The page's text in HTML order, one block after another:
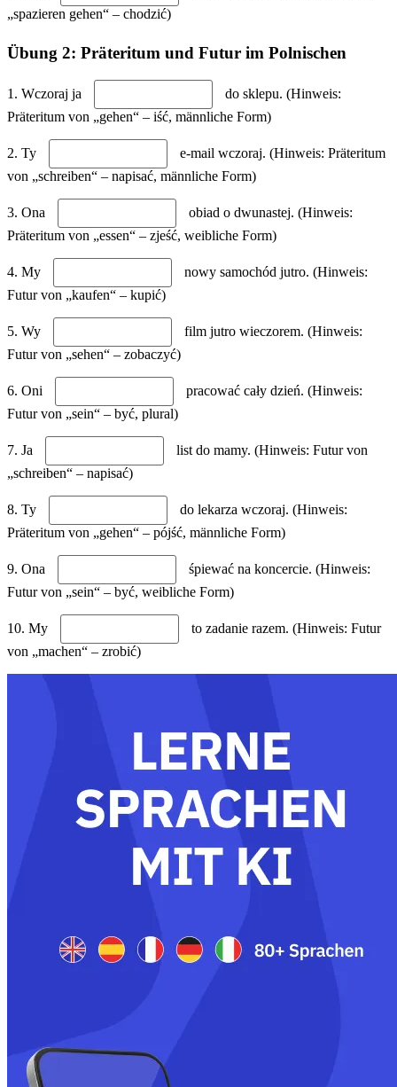
„spazieren gehen“ – chodzić)
Übung 2: Präteritum und Futur im Polnischen
1. Wczoraj ja
do sklepu. (Hinweis:
Präteritum von „gehen“ – iść, männliche Form)
2. Ty
e-mail wczoraj. (Hinweis: Präteritum
von „schreiben“ – napisać, männliche Form)
3. Ona
obiad o dwunastej. (Hinweis:
Präteritum von „essen“ – zjeść, weibliche Form)
4. My
nowy samochód jutro. (Hinweis:
Futur von „kaufen“ – kupić)
5. Wy
film jutro wieczorem. (Hinweis:
Futur von „sehen“ – zobaczyć)
6. Oni
pracować cały dzień. (Hinweis:
Futur von „sein“ – być, plural)
7. Ja
list do mamy. (Hinweis: Futur von
„schreiben“ – napisać)
8. Ty
do lekarza wczoraj. (Hinweis:
Präteritum von „gehen“ – pójść, männliche Form)
9. Ona
śpiewać na koncercie. (Hinweis:
Futur von „sein“ – być, weibliche Form)
10. My
to zadanie razem. (Hinweis: Futur
von „machen“ – zrobić)